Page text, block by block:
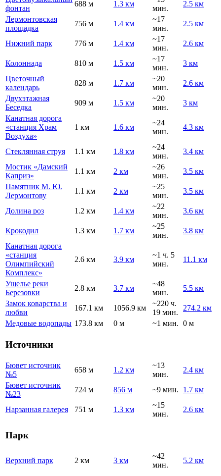
фонтан
688 м 1.3 км
мин.
2.5 км
Лермонтовская
площадка
756 м 1.4 км
~17
мин.
2.5 км
Нижний парк 776 м 1.4 км
~17
мин.
2.6 км
Колоннада 810 м 1.5 км
~17
мин.
3 км
Цветочный
календарь
828 м 1.7 км
~20
мин.
2.6 км
Двухэтажная
Беседка
909 м 1.5 км
~20
мин.
3 км
Канатная дорога
«станция Храм
Воздуха»
1 км 1.6 км
~24
мин.
4.3 км
Стеклянная струя 1.1 км 1.8 км
~24
мин.
3.4 км
Мостик «Дамский
Каприз»
1.1 км 2 км
~26
мин.
3.5 км
Памятник М. Ю.
Лермонтову
1.1 км 2 км
~25
мин.
3.5 км
Долина роз 1.2 км 1.4 км
~22
мин.
3.6 км
Крокодил 1.3 км 1.7 км
~25
мин.
3.8 км
Канатная дорога
«станция
Олимпийский
Комплекс»
2.6 км 3.9 км
~1 ч. 5
мин.
11.1 км
Ущелье реки
Березовки
2.8 км 3.7 км
~48
мин.
5.5 км
Замок коварства и
любви
167.1 км 1056.9 км
~220 ч.
19 мин.
274.2 км
Медовые водопады 173.8 км 0 м ~1 мин. 0 м
Источники
Бювет источник
№5
658 м 1.2 км
~13
мин.
2.4 км
Бювет источник
№23
724 м 856 м ~9 мин. 1.7 км
Нарзанная галерея 751 м 1.3 км
~15
мин.
2.6 км
Парк
Верхний парк 2 км 3 км
~42
мин.
5.2 км